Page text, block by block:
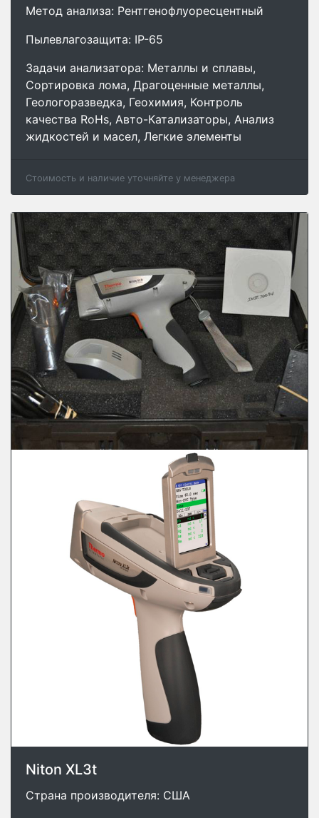
Метод анализа: Рентгенофлуоресцентный
Пылевлагозащита: IP-65
Задачи анализатора: Металлы и сплавы,
Сортировка лома, Драгоценные металлы,
Геологоразведка, Геохимия, Контроль
качества RoHs, Авто-Катализаторы, Анализ
жидкостей и масел, Легкие элементы
Стоимость и наличие уточняйте у менеджера
Niton XL3t
Страна производителя: США